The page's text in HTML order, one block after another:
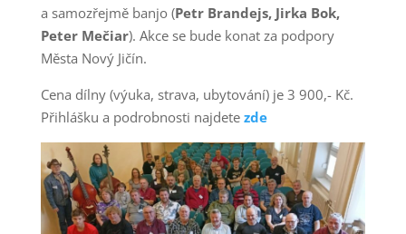
a samozřejmě banjo (Petr Brandejs, Jirka Bok,
Peter Mečiar). Akce se bude konat za podpory
Města Nový Jičín.
Cena dílny (výuka, strava, ubytování) je 3 900,- Kč.
Přihlášku a podrobnosti najdete zde